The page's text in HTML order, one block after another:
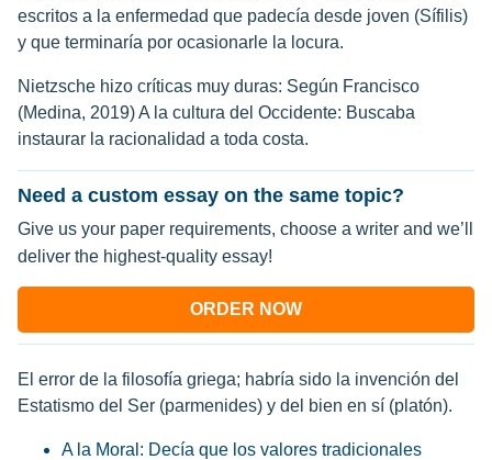
escritos a la enfermedad que padecía desde joven (Sífilis)
y que terminaría por ocasionarle la locura.
Nietzsche hizo críticas muy duras: Según Francisco
(Medina, 2019) A la cultura del Occidente: Buscaba
instaurar la racionalidad a toda costa.
Need a custom essay on the same topic?
Give us your paper requirements, choose a writer and we’ll
deliver the highest-quality essay!
ORDER NOW
El error de la filosofía griega; habría sido la invención del
Estatismo del Ser (parmenides) y del bien en sí (platón).
A la Moral: Decía que los valores tradicionales